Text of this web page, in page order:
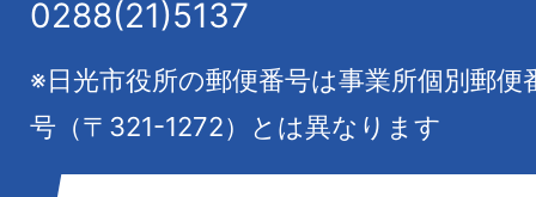
0288(21)5137
※日光市役所の郵便番号は事業所個別郵
号（〒321-1272）とは異なります